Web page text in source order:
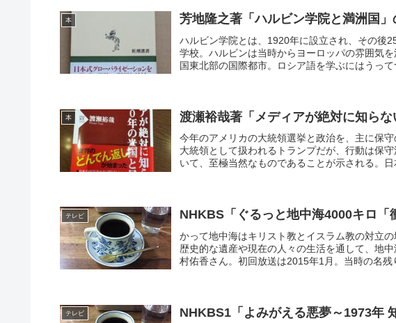
本 芳地隆之著「ハルビン学院と満洲国」
ハルビン学院とは、1920年に設立され、その後
学校。ハルビンは当時からヨーロッパの雰囲気
国東北部の国際都市。ロシア語を学ぶにはうって
本 渡瀬裕哉著「メディアが絶対に知ら
今年のアメリカの大統領選挙と政治を、主に保
大統領として扱われるトランプだが、行動は保
いて、至極当然なものであることが示される。日
テレビ NHKBS「ぐるっと地中海4000キロ「
かって地中海はキリスト教とイスラム教の対立
歴史的な遺産や現在の人々の生活を通して、地
村佑香さん。初回放送は2015年1月。当時の名残
テレビ NHKBS1「よみがえる悪夢～1973年